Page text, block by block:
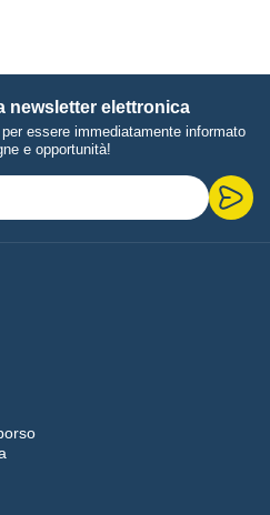
newsletter elettronica
essere immediatamente informato
e opportunità!